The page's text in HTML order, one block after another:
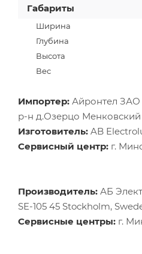
Габариты
Ширина
Глубина
Высота
Вес
Импортер: Айронтел ЗАО
р-н д.Озерцо Менковский
Изготовитель: AB
Сервисный центр: г.
Производитель: АБ
SE-105 45 Stockholm,
Сервисные центры: г.